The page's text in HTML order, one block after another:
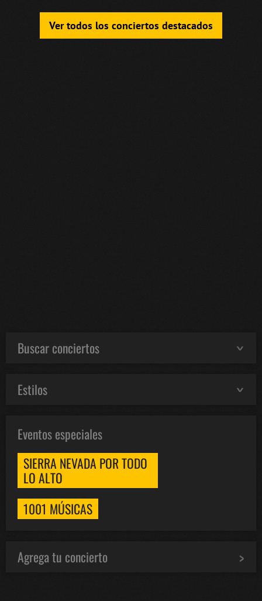
Ver todos los conciertos destacados
Buscar conciertos
Estilos
Eventos especiales
SIERRA NEVADA POR TODO
LO ALTO
1001 MÚSICAS
Agrega tu concierto